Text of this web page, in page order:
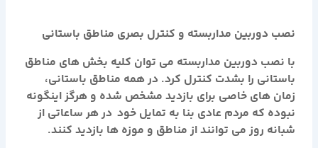
نصب دوربین مداربسته و کنترل بصری مناطق باستانی
با نصب دوربین مداربسته می توان کلیه بخش های مناطق
باستانی را بشدت کنترل کرد. در همه مناطق باستانی،
زمان های خاصی برای بازدید مشخص شده و هرگز اینگونه
نبوده که مردم عادی بنا به تمایل خود در هر ساعاتی از
شبانه روز می توانند از مناطق و موزه ها بازدید کنند.